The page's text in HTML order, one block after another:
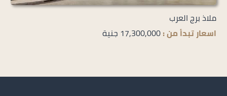
ملاذ برج العرب
اسعار تبدأ من :17,300,000 جنية